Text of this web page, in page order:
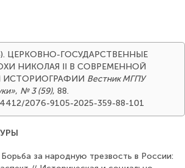
ЦЕРКОВНО-ГОСУДАРСТВЕННЫЕ
НИКОЛАЯ II В СОВРЕМЕННОЙ
ИСТОРИОГРАФИИ Вестник МГПУ
, № 3 (59), 88.
2076-9105-2025-359-88-101
за народную трезвость в России: